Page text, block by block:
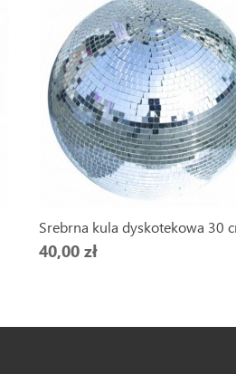
Srebrna kula dyskotekowa 30
40,00 zł